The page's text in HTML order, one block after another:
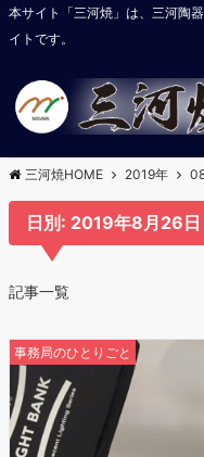
本サイト「三河焼」は、三河陶
イトです。
三河焼HOME 2019年
日別: 2019年8月26日
記事一覧
事務局のひとりごと